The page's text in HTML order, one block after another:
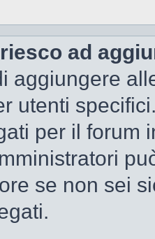
ad
aggiungere
utenti
per il forum
se non sei